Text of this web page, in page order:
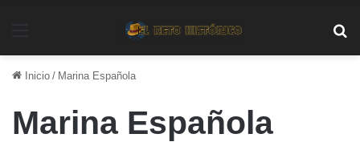
Inicio / Marina Española
Marina Española